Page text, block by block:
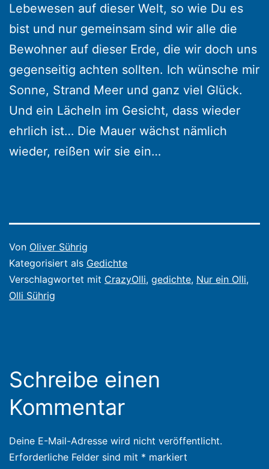
Lebewesen auf dieser Welt, so wie Du es
bist und nur gemeinsam sind wir alle die
Bewohner auf dieser Erde, die wir doch uns
gegenseitig achten sollten. Ich wünsche mir
Sonne, Strand Meer und ganz viel Glück.
Und ein Lächeln im Gesicht, dass wieder
ehrlich ist… Die Mauer wächst nämlich
wieder, reißen wir sie ein…
Veröffentlicht
am
13.
Januar
Von Oliver Sührig
Kategorisiert als Gedichte
Verschlagwortet mit CrazyOlli, gedichte, Nur ein Olli,
Olli Sührig
Schreibe einen
Kommentar
Deine E-Mail-Adresse wird nicht veröffentlicht.
Erforderliche Felder sind mit * markiert